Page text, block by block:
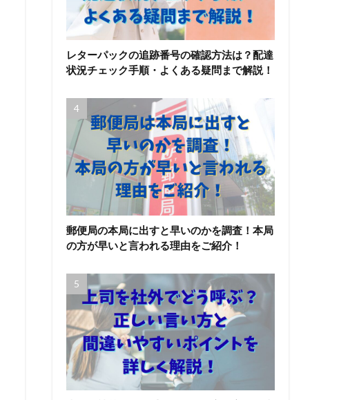
レターパックの追跡番号の確認方法は？配達
状況チェック手順・よくある疑問まで解説！
郵便局の本局に出すと早いのかを調査！本局
の方が早いと言われる理由をご紹介！